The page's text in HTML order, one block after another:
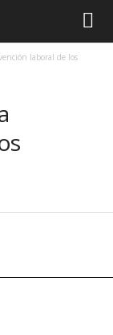
laboral de los